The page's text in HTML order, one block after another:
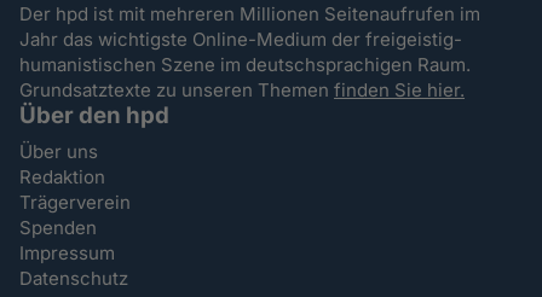
Der hpd ist mit mehreren Millionen Seitenaufrufen im
Jahr das wichtigste Online-Medium der freigeistig-
humanistischen Szene im deutschsprachigen Raum.
Grundsatztexte zu unseren Themenfinden Sie hier.
Über den hpd
Über uns
Redaktion
Trägerverein
Spenden
Impressum
Datenschutz